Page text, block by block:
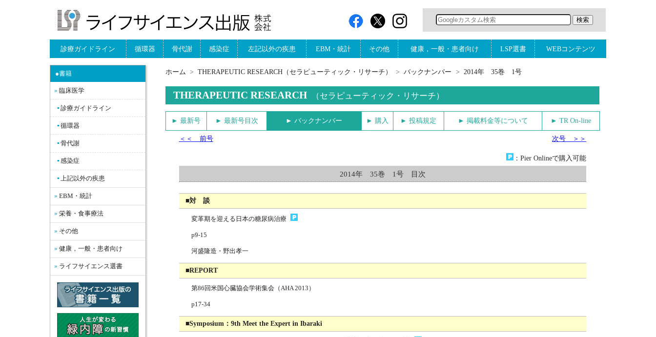
診療ガイドライン 循環器 骨代謝 感染症 左記以外の疾患 EBM・統計 その他 健康，一般・患者向け LSP選書 WEBコンテンツ
●書籍
臨床医学
診療ガイドライン
循環器
骨代謝
感染症
上記以外の疾患
EBM・統計
栄養・食事療法
その他
健康，一般・患者向け
ライフサイエンス選書
ホーム THERAPEUTIC RESEARCH（セラピューティック・リサーチ） バックナンバー 2014年 35巻 1号
THERAPEUTIC RESEARCH （セラピューティック・リサーチ）
► 最新号 ► 最新号目次 ► バックナンバー ► 購入 ► 投稿規定 ► 掲載料金等について ► TR On-line
＜＜ 前号 次号 ＞＞
：Pier Onlineで購入可能
2014年 35巻 1号 目次
■対 談
変革期を迎える日本の糖尿病治療
p9-15
河盛隆造・野出孝一
■REPORT
第86回米国心臓協会学術集会（AHA 2013）
p17-34
■Symposium：9th Meet the Expert in Ibaraki